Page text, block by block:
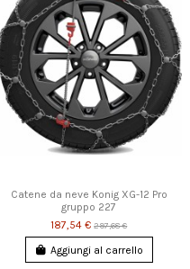
Catene da neve Konig XG-12 Pro
gruppo 227
187,54 €297,68 €
Aggiungi al carrello